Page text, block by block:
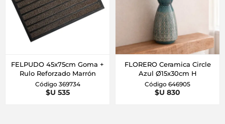
FELPUDO 45x75cm Goma +
Rulo Reforzado Marrón
Código 369734
$U 535
FLORERO Ceramica Circle
Azul Ø15x30cm H
Código 646905
$U 830